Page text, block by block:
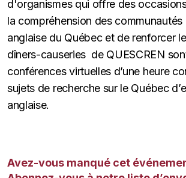
d'organismes qui offre des
la compréhension des
anglaise du Québec et de renforcer
dîners-causeries de QUESCREN
conférences virtuelles d’une heure
sujets de recherche sur le Québec
anglaise.
Avez-vous manqué cet